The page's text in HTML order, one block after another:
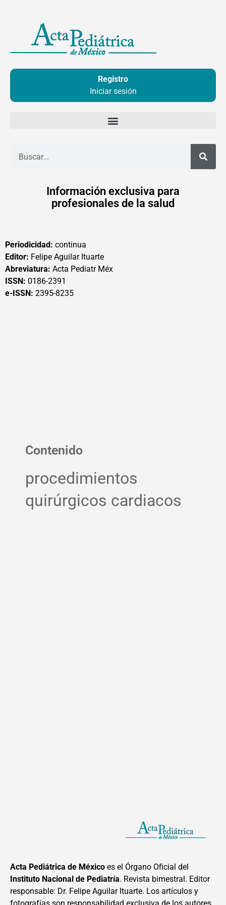
contenido
Registro
Iniciar sesión
Información exclusiva para
profesionales de la salud
Periodicidad: continua
Editor: Felipe Aguilar Ituarte
Abreviatura: Acta Pediatr Méx
ISSN: 0186-2391
e-ISSN: 2395-8235
Contenido
procedimientos
quirúrgicos cardiacos
Acta Pediátrica de México es el Órgano Oficial del
Instituto Nacional de Pediatría. Revista bimestral. Editor
responsable: Dr. Felipe Aguilar Ituarte. Los artículos y
fotografías son responsabilidad exclusiva de los autores.